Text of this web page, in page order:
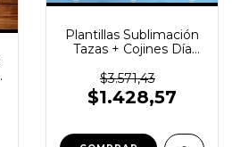
Plantillas Sublimación
Tazas + Cojines Día
$3.571,43
$1.428,57